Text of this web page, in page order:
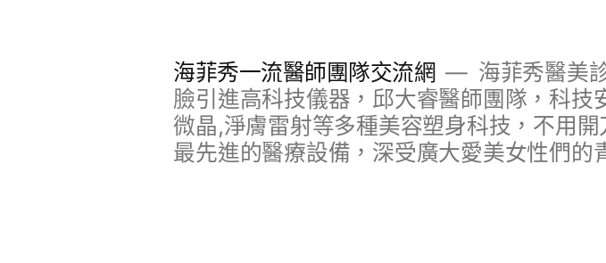
海菲秀一流醫師團隊交流網
海菲秀醫美
臉引進高科技儀器，邱大睿醫師團隊，科
微晶,淨膚雷射等多種美容塑身科技，不用
最先進的醫療設備，深受廣大愛美女性們的